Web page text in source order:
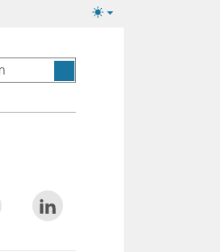
Lichte/donkere